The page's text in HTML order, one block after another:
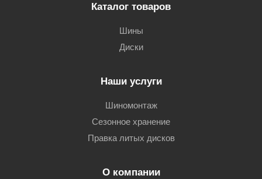
Каталог товаров
Шины
Диски
Наши услуги
Шиномонтаж
Сезонное хранение
Правка литых дисков
О компании